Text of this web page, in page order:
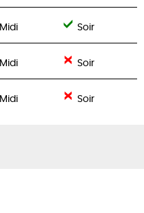
Midi Soir
Midi Soir
Midi Soir